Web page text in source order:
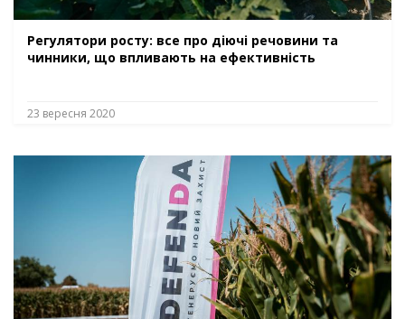
Регулятори росту: все про діючі речовини та
чинники, що впливають на ефективність
23 вересня 2020